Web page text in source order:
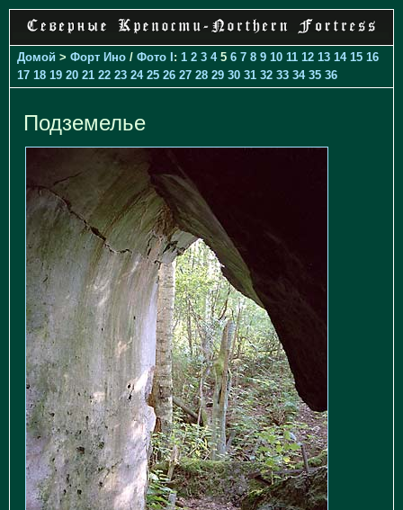
Домой > Форт Ино / Фото I: 1 2 3 45 6 7 8 9 10 11 12 13 14 15 16
17 18 19 20 21 22 23 24 25 26 27 28 29 30 31 32 33 34 35 36
Подземелье